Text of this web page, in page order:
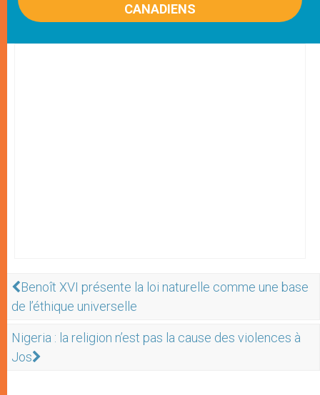
CANADIENS
Benoît XVI présente la loi naturelle comme une base
de l’éthique universelle
Nigeria : la religion n’est pas la cause des violences à
Jos